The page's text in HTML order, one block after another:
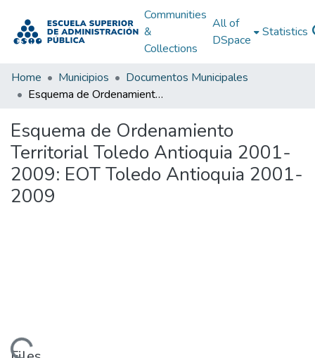
Communities
&
Collections
All of
DSpace
Statistics
Home Municipios
Documentos Municipales
Esquema de Ordenamiento Territorial Toledo Antioquia 2001-2009: EOT Toledo Antioquia 2001-2009
Esquema de Ordenamiento
Territorial Toledo Antioquia 2001-
2009: EOT Toledo Antioquia 2001-
2009